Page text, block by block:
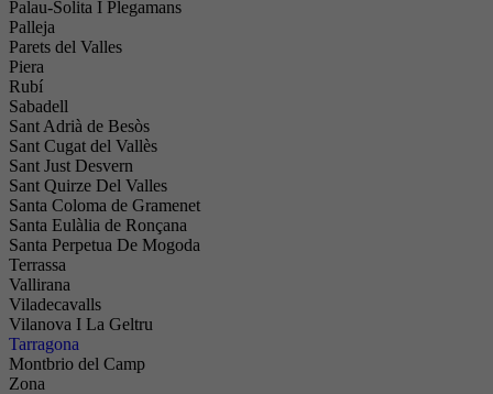
Palau-Solita I Plegamans
Palleja
Parets del Valles
Piera
Rubí
Sabadell
Sant Adrià de Besòs
Sant Cugat del Vallès
Sant Just Desvern
Sant Quirze Del Valles
Santa Coloma de Gramenet
Santa Eulàlia de Ronçana
Santa Perpetua De Mogoda
Terrassa
Vallirana
Viladecavalls
Vilanova I La Geltru
Tarragona
Montbrio del Camp
Zona